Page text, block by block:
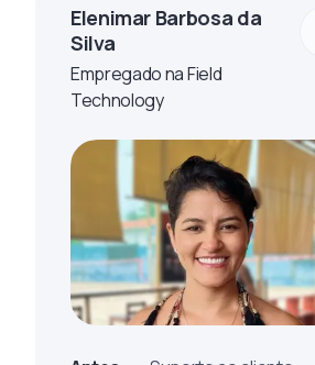
Elenimar Barbosa da
Silva
Empregado na Field
Technology